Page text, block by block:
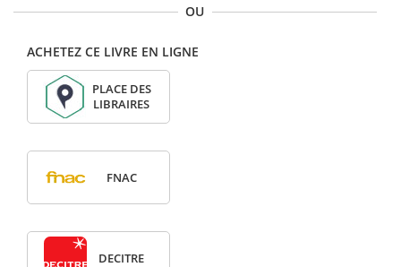
OU
ACHETEZ CE LIVRE EN LIGNE
PLACE DES
LIBRAIRES
FNAC
DECITRE